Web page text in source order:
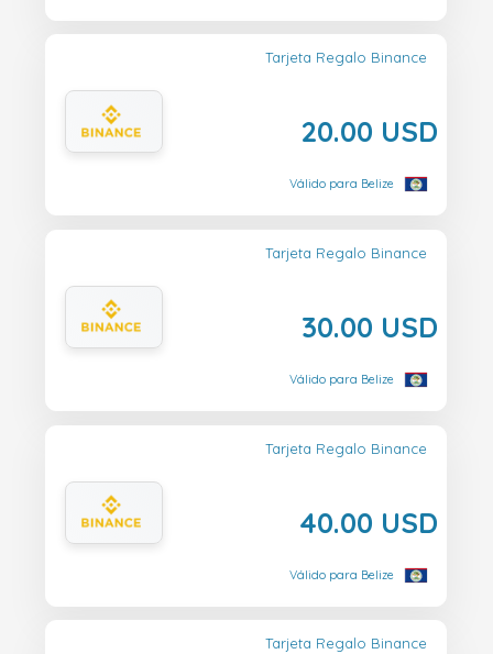
Tarjeta Regalo Binance
20.00 USD
Válido para Belize
Tarjeta Regalo Binance
30.00 USD
Válido para Belize
Tarjeta Regalo Binance
40.00 USD
Válido para Belize
Tarjeta Regalo Binance